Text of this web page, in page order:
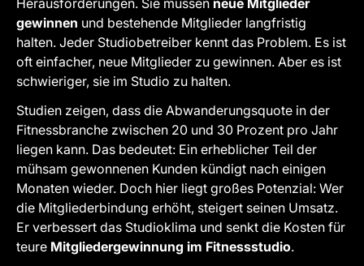
Herausforderungen. Sie müssen neue Mitglieder
gewinnen und bestehende Mitglieder langfristig
halten. Jeder Studiobetreiber kennt das Problem. Es ist
oft einfacher, neue Mitglieder zu gewinnen. Aber es ist
schwieriger, sie im Studio zu halten.
Studien zeigen, dass die Abwanderungsquote in der
Fitnessbranche zwischen 20 und 30 Prozent pro Jahr
liegen kann. Das bedeutet: Ein erheblicher Teil der
mühsam gewonnenen Kunden kündigt nach einigen
Monaten wieder. Doch hier liegt großes Potenzial: Wer
die Mitgliederbindung erhöht, steigert seinen Umsatz.
Er verbessert das Studioklima und senkt die Kosten für
teure Mitgliedergewinnung im Fitnessstudio.